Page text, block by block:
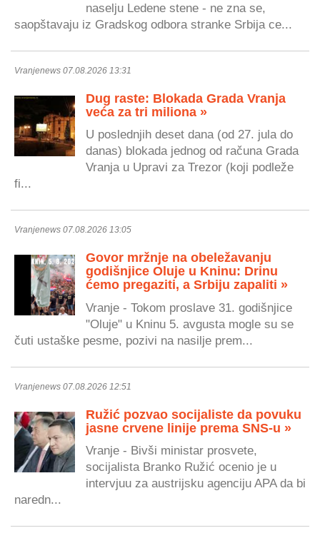
naselju Ledene stene - ne zna se,
saopštavaju iz Gradskog odbora stranke Srbija ce...
Vranjenews 07.08.2026 13:31
Dug raste: Blokada Grada Vranja
veća za tri miliona »
U poslednjih deset dana (od 27. jula do
danas) blokada jednog od računa Grada
Vranja u Upravi za Trezor (koji podleže
fi...
Vranjenews 07.08.2026 13:05
Govor mržnje na obeležavanju
godišnjice Oluje u Kninu: Drinu
ćemo pregaziti, a Srbiju zapaliti »
Vranje - Tokom proslave 31. godišnjice
"Oluje" u Kninu 5. avgusta mogle su se
čuti ustaške pesme, pozivi na nasilje prem...
Vranjenews 07.08.2026 12:51
Ružić pozvao socijaliste da povuku
jasne crvene linije prema SNS-u »
Vranje - Bivši ministar prosvete,
socijalista Branko Ružić ocenio je u
intervjuu za austrijsku agenciju APA da bi
naredn...